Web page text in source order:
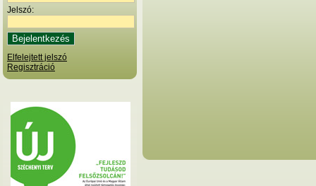
Jelszó:
Elfelejtett jelszó
Regisztráció